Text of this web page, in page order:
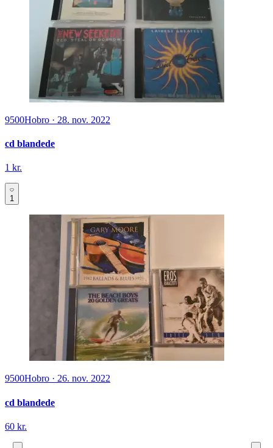
9500Hobro · 28. nov. 2022
cd blandede
1 kr.
1
9500Hobro · 26. nov. 2022
cd blandede
60 kr.